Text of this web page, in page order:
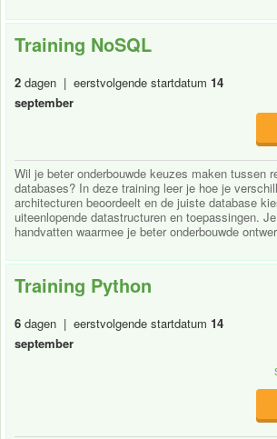
Training NoSQL
2 dagen | eerstvolgende startdatum 14
september
Wil je beter onderbouwde keuzes maken tussen
databases? In deze training leer je hoe je
architecturen beoordeelt en de juiste database
uiteenlopende datastructuren en toepassingen.
handvatten waarmee je beter onderbouwde
Training Python
6 dagen | eerstvolgende startdatum 14
september